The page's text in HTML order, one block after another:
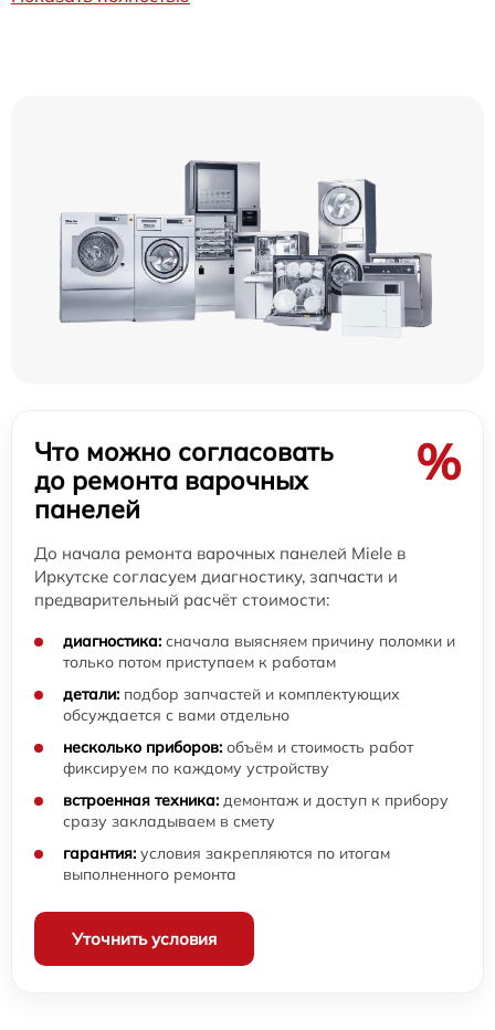
Что можно согласовать
до ремонта варочных
панелей
%
До начала ремонта варочных панелей Miele в
Иркутске согласуем диагностику, запчасти и
предварительный расчёт стоимости:
диагностика: сначала выясняем причину поломки и
только потом приступаем к работам
детали: подбор запчастей и комплектующих
обсуждается с вами отдельно
несколько приборов: объём и стоимость работ
фиксируем по каждому устройству
встроенная техника: демонтаж и доступ к прибору
сразу закладываем в смету
гарантия: условия закрепляются по итогам
выполненного ремонта
Уточнить условия